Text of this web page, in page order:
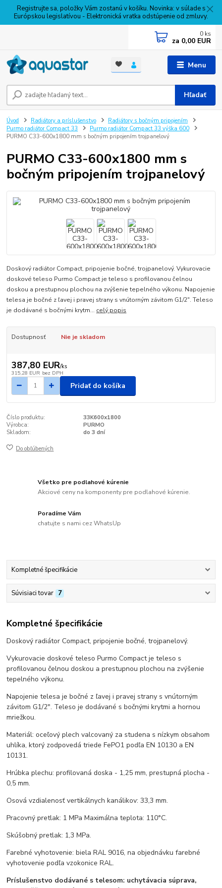
Registrujte sa, položky Vám zostanú v košíku. Novinka: v súlade s
Európskou legislatívou - Elektronická vratka odstúpenie od zmluvy.
Menu
Hľadať
0 ks
za 0,00 EUR
Úvod Radiátory a príslušenstvo
Radiátory s bočným pripojením
Purmo radiátor Compact 33
Purmo radiátor Compact 33 výška 600
PURMO C33-600x1800 mm s bočným pripojením trojpanelový
PURMO C33-600x1800 mm s
bočným pripojením trojpanelový
Doskový radiátor Compact, pripojenie bočné, trojpanelový. Vykurovacie
doskové teleso Purmo Compact je teleso s profilovanou čelnou
doskou a prestupnou plochou na zvýšenie tepelného výkonu. Napojenie
telesa je bočné z ľavej i pravej strany s vnútorným závitom G1/2". Teleso
je dodávané s bočnými krytm... celý popis
Dostupnosť Nie je skladom
387,80 EUR/ks
315,28 EUR bez DPH
Pridať do košíka
Číslo produktu:
33K600x1800
Výrobca:
PURMO
Skladom:
do 3 dní
Do obľúbených
Všetko pre podlahové kúrenie
Akciové ceny na komponenty pre podlahové kúrenie.
Poradíme Vám
chatujte s nami cez WhatsUp
Kompletné špecifikácie
Súvisiaci tovar 7
Kompletné špecifikácie
Doskový radiátor Compact, pripojenie bočné, trojpanelový.
Vykurovacie doskové teleso Purmo Compact je teleso s
profilovanou čelnou doskou a prestupnou plochou na zvýšenie
tepelného výkonu.
Napojenie telesa je bočné z ľavej i pravej strany s vnútorným
závitom G1/2". Teleso je dodávané s bočnými krytmi a hornou
mriežkou.
Materiál: oceľový plech valcovaný za studena s nízkym obsahom
uhlíka, ktorý zodpovedá triede FePO1 podľa EN 10130 a EN
10131.
Hrúbka plechu: profilovaná doska - 1,25 mm, prestupná plocha -
0,5 mm.
Osová vzdialenosť vertikálnych kanálikov: 33,3 mm.
Pracovný pretlak: 1 MPa Maximálna teplota: 110°C.
Skúšobný pretlak: 1,3 MPa.
Farebné vyhotovenie: biela RAL 9016, na objednávku farebné
vyhotovenie podľa vzokonice RAL.
Príslušenstvo dodávané s telesom: uchytávacia súprava,